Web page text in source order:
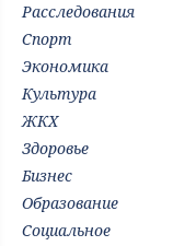
Расследования
Спорт
Экономика
Культура
ЖКХ
Здоровье
Бизнес
Образование
Социальное